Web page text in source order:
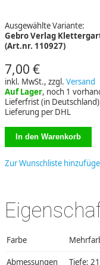
Ausgewählte Variante:
Gebro Verlag
(Art.nr. 110927)
7,00 €
inkl. MwSt., zzgl. Versand
Auf Lager, noch 1
Lieferfrist (in
Lieferung per DHL
Zur Wunschliste
Farbe
Abmessungen Tiefe: